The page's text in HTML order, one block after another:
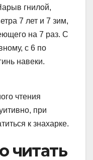
гнилой,
7 лет и 7 зим,
на 7 раз. С
с 6 по
навеки.
чтения
при
к знахарке.
читать